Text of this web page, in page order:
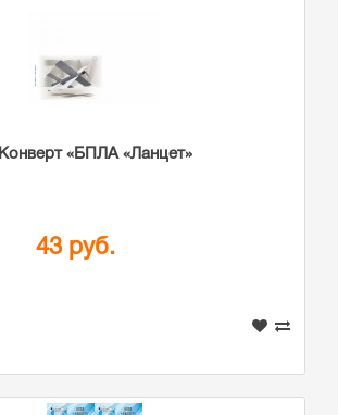
Конверт «БПЛА «Ланцет»
43 руб.